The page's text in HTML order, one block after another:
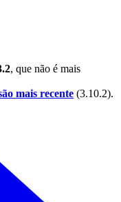
, que não é mais
mais recente (3.10.2).